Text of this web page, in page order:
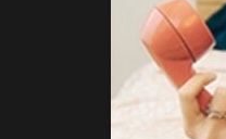
ฮิต
สุด